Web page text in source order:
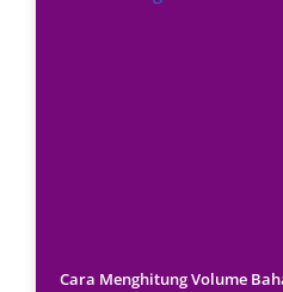
Cara Menghitung Volume